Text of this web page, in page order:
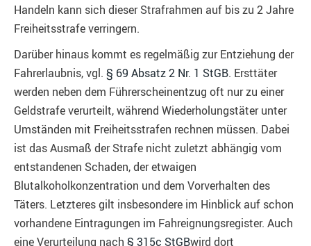
Handeln kann sich dieser Strafrahmen auf bis zu 2 Jahre
Freiheitsstrafe verringern.
Darüber hinaus kommt es regelmäßig zur Entziehung der
Fahrerlaubnis, vgl. § 69 Absatz 2 Nr. 1 StGB. Ersttäter
werden neben dem Führerscheinentzug oft nur zu einer
Geldstrafe verurteilt, während Wiederholungstäter unter
Umständen mit Freiheitsstrafen rechnen müssen. Dabei
ist das Ausmaß der Strafe nicht zuletzt abhängig vom
entstandenen Schaden, der etwaigen
Blutalkoholkonzentration und dem Vorverhalten des
Täters. Letzteres gilt insbesondere im Hinblick auf schon
vorhandene Eintragungen im Fahreignungsregister. Auch
eine Verurteilung nach § 315c StGBwird dort